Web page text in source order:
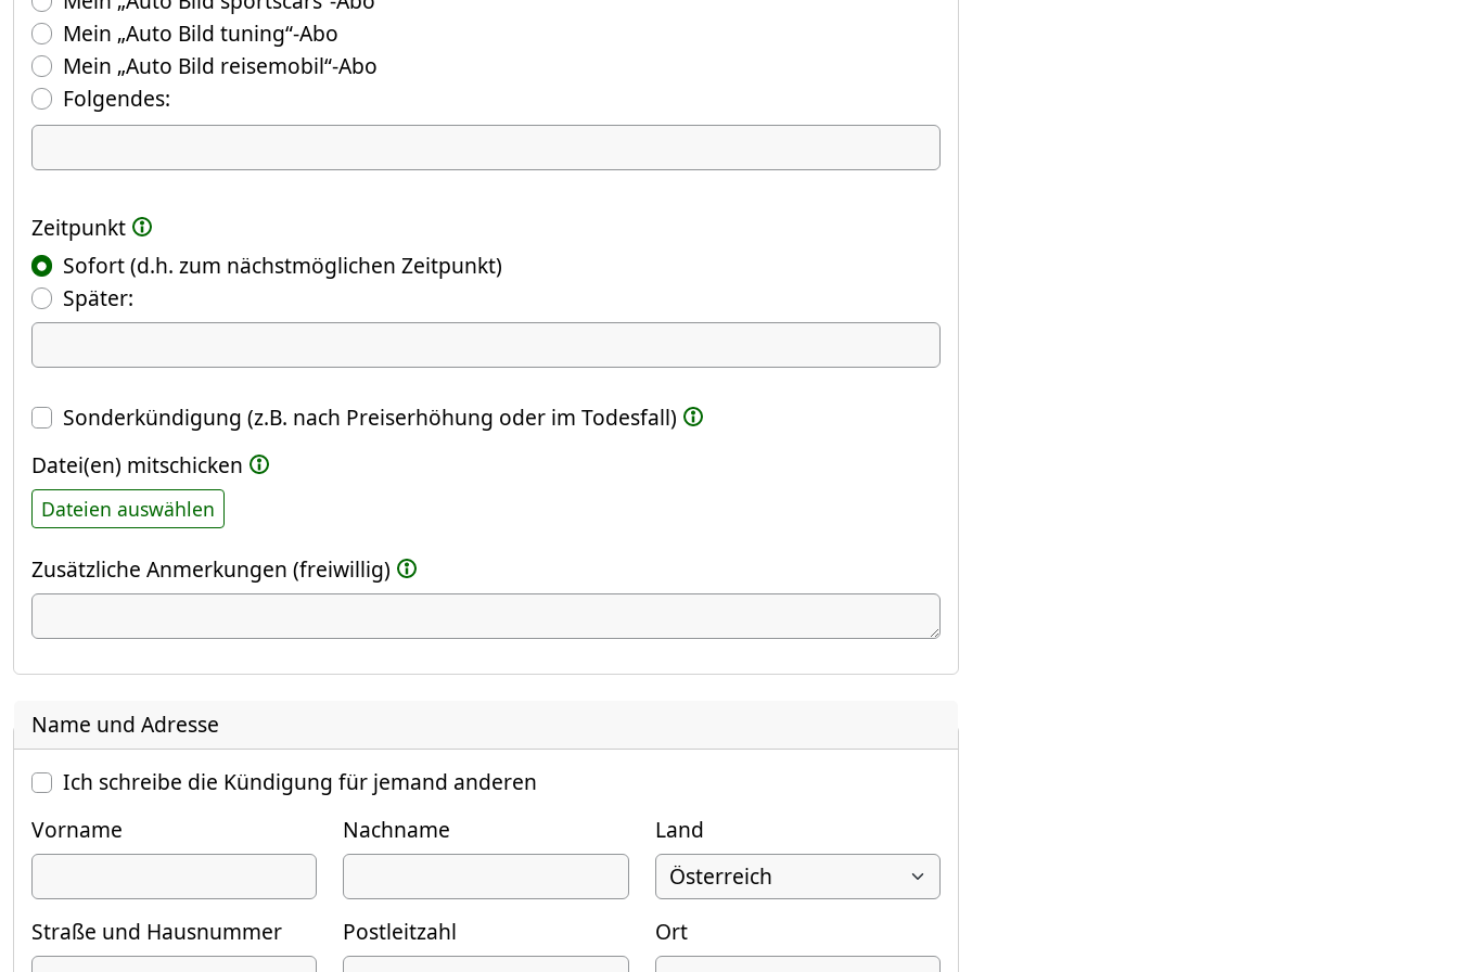
Mein „Auto Bild tuning“-Abo
Mein „Auto Bild reisemobil“-Abo
Folgendes:
Ich kündige Folgendes
Zeitpunkt
Sofort (d.h. zum nächstmöglichen Zeitpunkt)
Später:(Fokus springt automatisch ins nächste Feld)
Datum
Sonderkündigung (z.B. nach Preiserhöhung oder im Todesfall)
Datei(en) mitschicken
Dateien auswählen
Zusätzliche Anmerkungen (freiwillig)
Name und Adresse
Ich schreibe die Kündigung für jemand anderen
Vorname
Nachname Land
Straße und Hausnummer Postleitzahl Ort